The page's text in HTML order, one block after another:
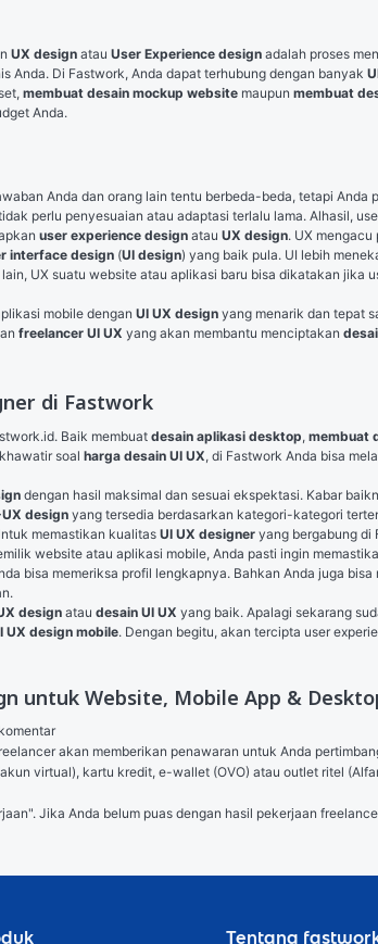
UX design atau User Experience design adalah proses
Anda. Di Fastwork, Anda dapat terhubung dengan banyak
membuat desain mockup website maupun membuat
Anda.
Anda dan orang lain tentu berbeda-beda, tetapi
perlu penyesuaian atau adaptasi terlalu lama. Alhasil,
user experience design atau UX design. UX
interface design (UI design) yang baik pula. UI lebih
UX suatu website atau aplikasi baru bisa dikatakan jika
mobile dengan UI UX design yang menarik dan tepat
freelancer UI UX yang akan membantu menciptakan
di Fastwork
Baik membuat desain aplikasi desktop, membuat
soal harga desain UI UX
dengan hasil maksimal dan sesuai ekspektasi. Kabar
design yang tersedia berdasarkan kategori-kategori
memastikan kualitas UI UX designer yang bergabung di
website atau aplikasi mobile, Anda pasti ingin
bisa memeriksa profil lengkapnya. Bahkan Anda juga
design atau desain UI UX yang baik. Apalagi sekarang
UX design mobile. Dengan begitu, akan tercipta user
untuk Website, Mobile App &
akan memberikan penawaran untuk Anda
virtual), kartu kredit, e-wallet (OVO) atau outlet ritel
Jika Anda belum puas dengan hasil pekerjaan
Tentang